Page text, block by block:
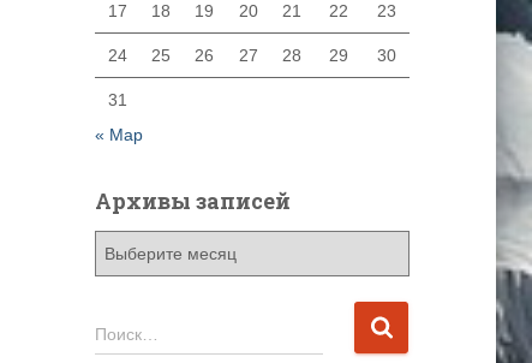
17 18 19 20 21 22 23
24 25 26 27 28 29 30
31
« Мар
Архивы записей
в
Н
а
Поиск…